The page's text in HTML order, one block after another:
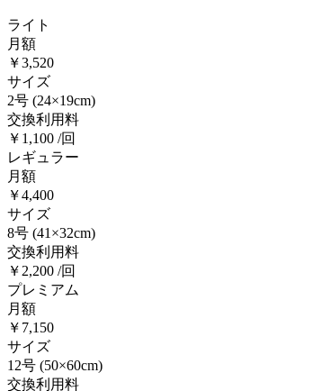
ライト
月額
￥3,520
サイズ
2号 (24×19cm)
交換利用料
￥1,100 /回
レギュラー
月額
￥4,400
サイズ
8号 (41×32cm)
交換利用料
￥2,200 /回
プレミアム
月額
￥7,150
サイズ
12号 (50×60cm)
交換利用料